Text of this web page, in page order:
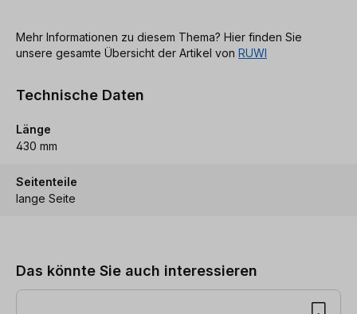
Mehr Informationen zu diesem Thema? Hier finden Sie
unsere gesamte Übersicht der Artikel von RUWI
Technische Daten
Länge
430 mm
Seitenteile
lange Seite
Das könnte Sie auch interessieren